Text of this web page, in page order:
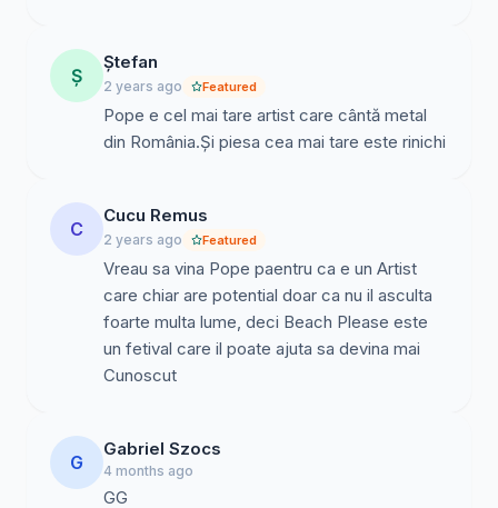
Ș
Ștefan
2 years ago Featured
Pope e cel mai tare artist care cântă metal
din România.Și piesa cea mai tare este rinichi
C
Cucu Remus
2 years ago Featured
Vreau sa vina Pope paentru ca e un Artist
care chiar are potential doar ca nu il asculta
foarte multa lume, deci Beach Please este
un fetival care il poate ajuta sa devina mai
Cunoscut
G
Gabriel Szocs
4 months ago
GG